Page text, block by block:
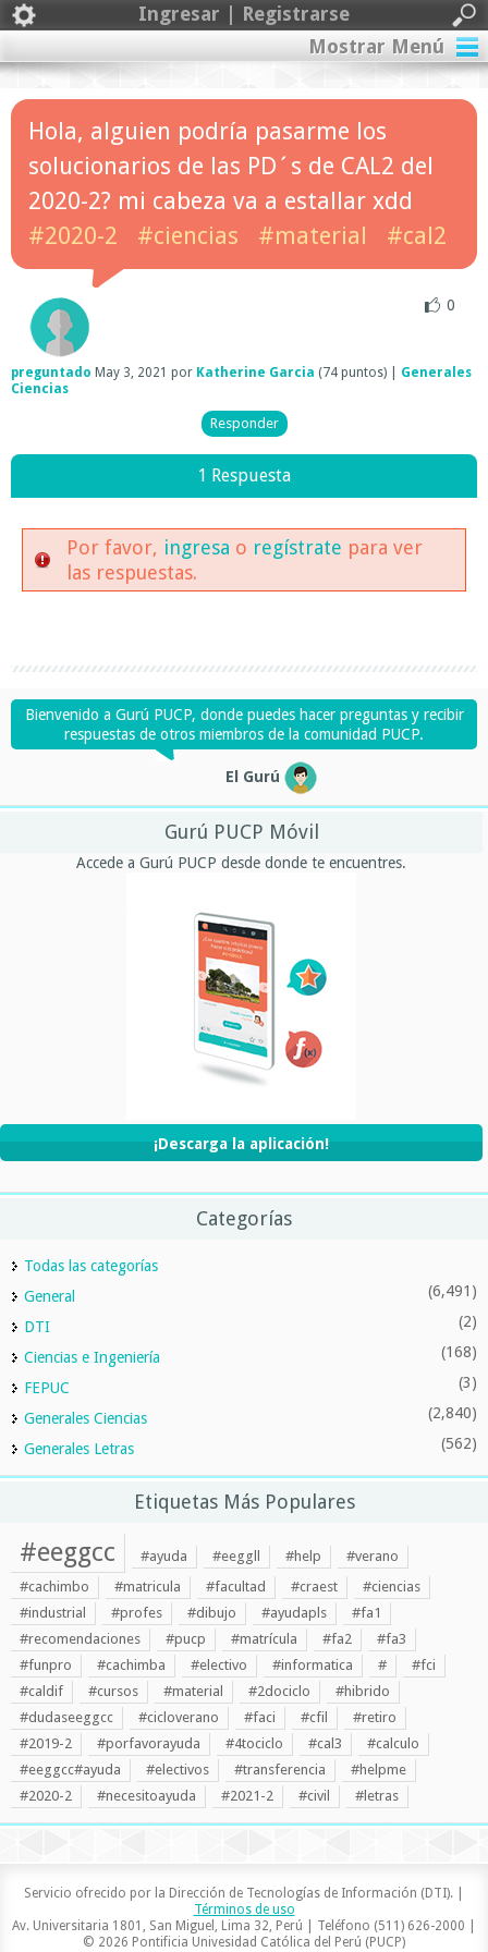
Ingresar | Registrarse
Mostrar Menú
Hola, alguien podría pasarme los
solucionarios de las PD´s de CAL2 del
2020-2? mi cabeza va a estallar xdd
#2020-2
#ciencias #material #cal2
0
preguntado May 3, 2021 por Katherine Garcia (74 puntos)
Generales
Ciencias
1 Respuesta
Por favor, ingresa o regístrate para ver
las respuestas.
Bienvenido a Gurú PUCP, donde puedes hacer preguntas y recibir
respuestas de otros miembros de la comunidad PUCP.
El Gurú
Gurú PUCP Móvil
Accede a Gurú PUCP desde donde te encuentres.
¡Descarga la aplicación!
Categorías
Todas las categorías
General
(6,491)
DTI (2)
Ciencias e Ingeniería (168)
FEPUC (3)
Generales Ciencias (2,840)
Generales Letras (562)
Etiquetas Más Populares
#eeggcc #ayuda #eeggll #help
#verano
#cachimbo
#matricula #facultad #craest
#ciencias
#industrial
#profes #dibujo #ayudapls
#fa1
#recomendaciones
#pucp #matrícula #fa2
#fa3
#funpro
#cachimba #electivo #informatica #
#fci
#caldif
#cursos #material #2dociclo
#hibrido
#dudaseeggcc
#cicloverano #faci #cfil
#retiro
#2019-2
#porfavorayuda #4tociclo #cal3
#calculo
#eeggcc#ayuda
#electivos #transferencia
#helpme
#2020-2
#necesitoayuda #2021-2 #civil #letras
Servicio ofrecido por la Dirección de Tecnologías de Información (DTI). |
Términos de uso
Av. Universitaria 1801, San Miguel, Lima 32, Perú | Teléfono (511) 626-2000 |
© 2026 Pontificia Univesidad Católica del Perú (PUCP)